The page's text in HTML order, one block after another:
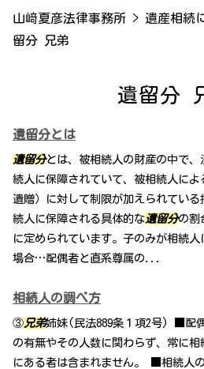
山﨑夏彦法律事務所 > 遺産相続
留分 兄弟
遺留分
遺留分とは
遺留分とは、被相続人の財産の中で
続人に保障されていて、被相続人によ
遺贈）に対して制限が加えられてい
続人に保障される具体的な遺留分の割
に定められています。子のみが相続
場合…配偶者と直系尊属の...
相続人の調べ方
③兄弟姉妹(民法889条１項2号) ■配
の有無やその人数に関わらず、常に
にある者は含まれません。 ■相続人